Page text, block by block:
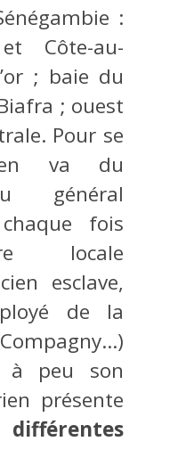
:
Côte-au-
; baie du
; ouest
Pour se
va du
général
fois
locale
esclave,
de la
à peu son
présente
différentes